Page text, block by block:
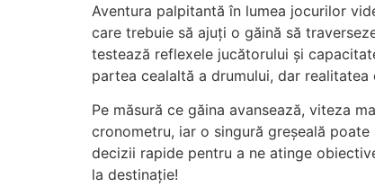
Aventura palpitantă în lumea jocurilor
care trebuie să ajuți o găină să
testează reflexele jucătorului și
partea cealaltă a drumului, dar
Pe măsură ce găina avansează, viteza
cronometru, iar o singură greșeală
decizii rapide pentru a ne atinge
la destinație!